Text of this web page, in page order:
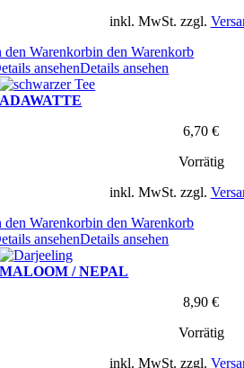
inkl. MwSt. zzgl.
den Warenkorbin den Warenkorb
ansehenDetails ansehen
ADAWATTE
6,70 €
Vorrätig
inkl. MwSt. zzgl.
den Warenkorbin den Warenkorb
ansehenDetails ansehen
MALOOM / NEPAL
8,90 €
Vorrätig
inkl. MwSt. zzgl.